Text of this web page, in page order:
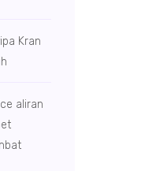
Kran
aliran